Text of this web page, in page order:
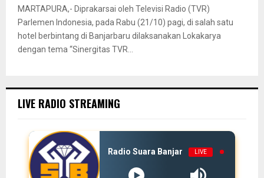
MARTAPURA,- Diprakarsai oleh Televisi Radio (TVR)
Parlemen Indonesia, pada Rabu (21/10) pagi, di salah satu
hotel berbintang di Banjarbaru dilaksanakan Lokakarya
dengan tema “Sinergitas TVR...
LIVE RADIO STREAMING
Radio Suara Banjar LIVE